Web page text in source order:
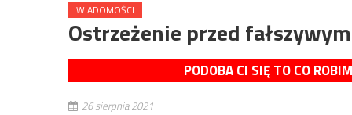
WIADOMOŚCI
Ostrzeżenie przed
PODOBA CI SIĘ TO CO
26 sierpnia 2021